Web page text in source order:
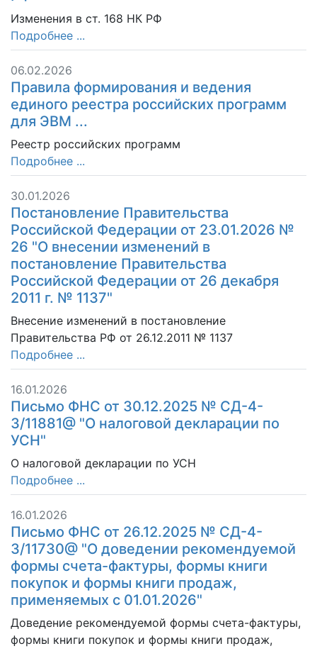
Изменения в ст. 168 НК РФ
Подробнее ...
06.02.2026
Правила формирования и ведения
единого реестра российских программ
для ЭВМ ...
Реестр российских программ
Подробнее ...
30.01.2026
Постановление Правительства
Российской Федерации от 23.01.2026 №
26 "О внесении изменений в
постановление Правительства
Российской Федерации от 26 декабря
2011 г. № 1137"
Внесение изменений в постановление
Правительства РФ от 26.12.2011 № 1137
Подробнее ...
16.01.2026
Письмо ФНС от 30.12.2025 № СД-4-
3/11881@ "О налоговой декларации по
УСН"
О налоговой декларации по УСН
Подробнее ...
16.01.2026
Письмо ФНС от 26.12.2025 № СД-4-
3/11730@ "О доведении рекомендуемой
формы счета-фактуры, формы книги
покупок и формы книги продаж,
применяемых с 01.01.2026"
Доведение рекомендуемой формы счета-фактуры,
формы книги покупок и формы книги продаж,